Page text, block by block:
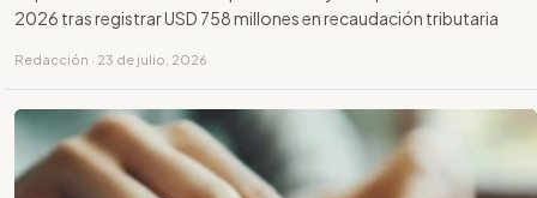
2026 tras registrar USD 758 millones en recaudación tributaria
Redacción · 23 de julio, 2026